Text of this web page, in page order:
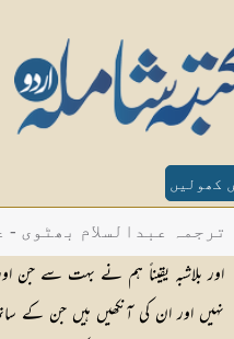
کھولیں
ترجمہ عبدالسلام بھٹوی -
اور بلاشبہ یقیناً ہم نے بہت سے جن
نہیں اور ان کی آنکھیں ہیں جن کے